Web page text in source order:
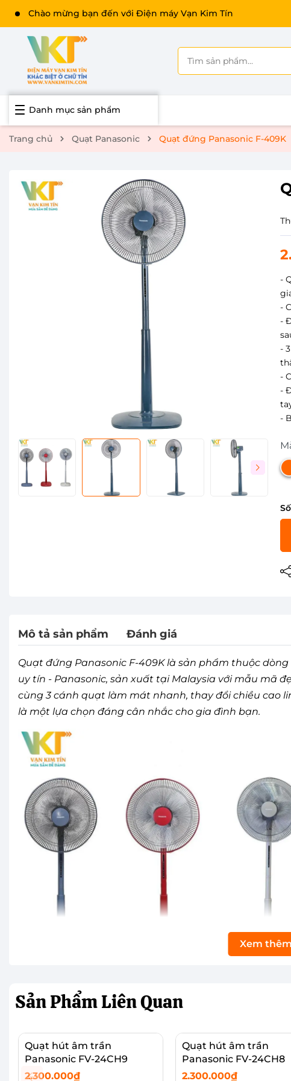
Chào mừng bạn đến với Điện máy Vạn Kim Tín
Danh mục sản phẩm
Trang chủ Quạt Panasonic Quạt đứng Panasonic F-409K
-
-
-
-
-
-
-
Mô tả sản phẩm Đánh giá
Quạt đứng Panasonic F-409K là sản phẩm thuộc
uy tín - Panasonic, sản xuất tại Malaysia với mẫu mã
cùng 3 cánh quạt làm mát nhanh, thay đổi chiều cao
là một lựa chọn đáng cân nhắc cho gia đình bạn.
Quạt đứng Panasonic F-409K sở hữu thiết kế
Xem thêm
Sản PhẩmLiên Quan
Quạt hút âm trần
Panasonic FV-24CH9
2.300.000₫
Quạt hút âm trần
Panasonic FV-24CH8
2.300.000₫